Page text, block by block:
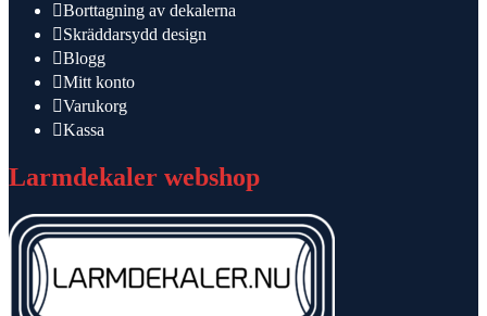
Borttagning av dekalerna
Skräddarsydd design
Blogg
Mitt konto
Varukorg
Kassa
Larmdekaler webshop